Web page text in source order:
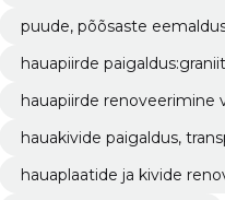
puude, põõsaste
hauapiirde
hauapiirde renoveerimine
hauakivide paigaldus,
hauaplaatide ja kivide